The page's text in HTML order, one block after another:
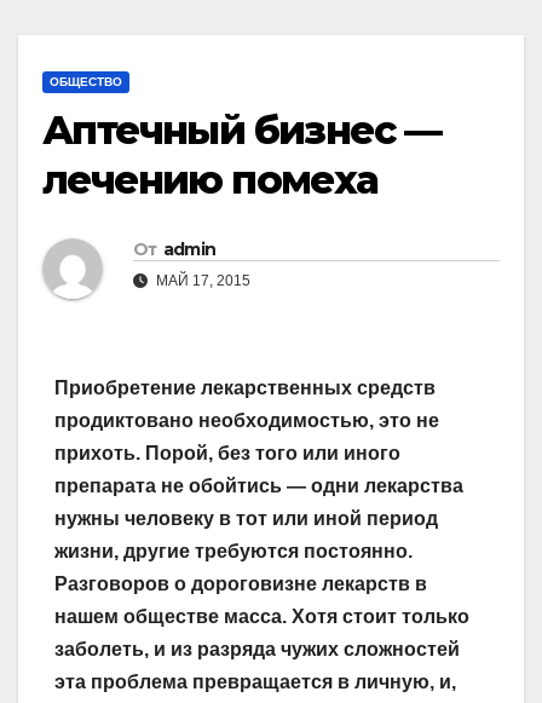
ОБЩЕСТВО
Аптечный бизнес —
лечению помеха
От admin
МАЙ 17, 2015
Приобретение лекарственных средств
продиктовано необходимостью, это не
прихоть. Порой, без того или иного
препарата не обойтись — одни лекарства
нужны человеку в тот или иной период
жизни, другие требуются постоянно.
Разговоров о дороговизне лекарств в
нашем обществе масса. Хотя стоит только
заболеть, и из разряда чужих сложностей
эта проблема превращается в личную, и,